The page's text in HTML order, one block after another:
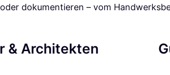
dokumentieren – vom
& Architekten